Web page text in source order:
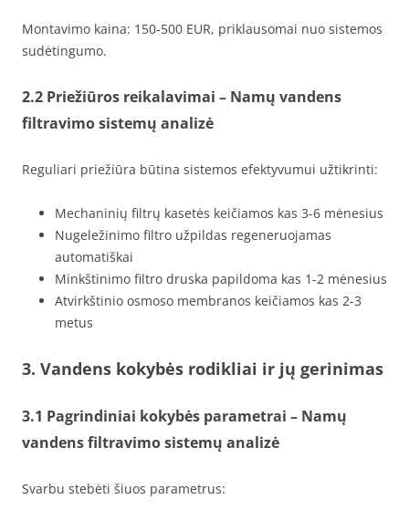
Montavimo kaina: 150-500 EUR, priklausomai nuo sistemos
sudėtingumo.
2.2 Priežiūros reikalavimai – Namų vandens
filtravimo sistemų analizė
Reguliari priežiūra būtina sistemos efektyvumui užtikrinti:
Mechaninių filtrų kasetės keičiamos kas 3-6 mėnesius
Nugeležinimo filtro užpildas regeneruojamas
automatiškai
Minkštinimo filtro druska papildoma kas 1-2 mėnesius
Atvirkštinio osmoso membranos keičiamos kas 2-3
metus
3. Vandens kokybės rodikliai ir jų gerinimas
3.1 Pagrindiniai kokybės parametrai – Namų
vandens filtravimo sistemų analizė
Svarbu stebėti šiuos parametrus: